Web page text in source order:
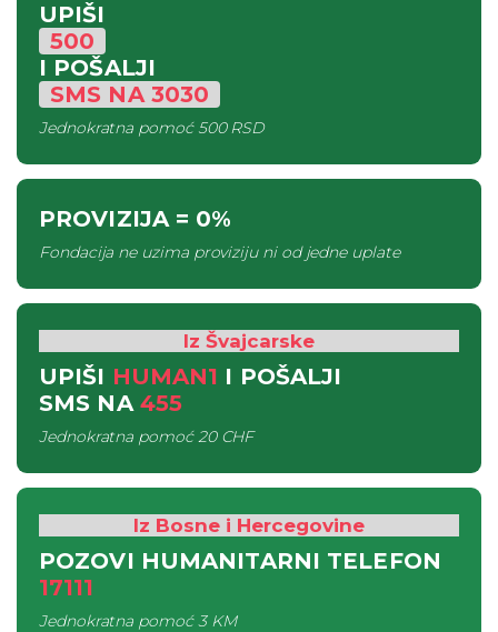
UPIŠI
500
I POŠALJI
SMS NA3030
Jednokratna pomoć500 RSD
PROVIZIJA= 0%
Fondacija ne uzima proviziju ni od jedne uplate
Iz Švajcarske
UPIŠI HUMAN1 I POŠALJI
SMS NA 455
Jednokratna pomoć20 CHF
Iz Bosne i Hercegovine
POZOVI HUMANITARNI TELEFON
17111
Jednokratna pomoć3 KM